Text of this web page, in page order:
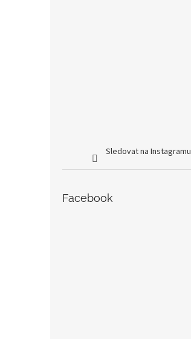
Sledovat na Instagramu
Facebook